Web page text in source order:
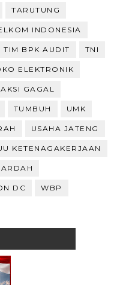
TARUTUNG
INDONESIA
TIM BPK AUDIT TNI
ELEKTRONIK
GAGAL
TUMBUH UMK
USAHA JATENG
KETENAGAKERJAAN
DC WBP